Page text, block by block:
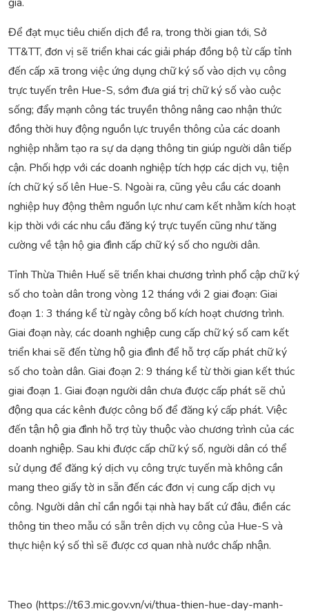
Để đạt mục tiêu chiến dịch đề ra, trong thời gian tới, Sở
TT&TT, đơn vị sẽ triển khai các giải pháp đồng bộ từ cấp tỉnh
đến cấp xã trong việc ứng dụng chữ ký số vào dịch vụ công
trực tuyến trên Hue-S, sớm đưa giá trị chữ ký số vào cuộc
sống; đẩy mạnh công tác truyền thông nâng cao nhận thức
đồng thời huy động nguồn lực truyền thông của các doanh
nghiệp nhằm tạo ra sự da dạng thông tin giúp người dân tiếp
cận. Phối hợp với các doanh nghiệp tích hợp các dịch vụ, tiện
ích chữ ký số lên Hue-S. Ngoài ra, cũng yêu cầu các doanh
nghiệp huy động thêm nguồn lực như cam kết nhằm kích hoạt
kịp thời với các nhu cầu đăng ký trực tuyến cũng như tăng
cường về tận hộ gia đình cấp chữ ký số cho người dân.
Tỉnh Thừa Thiên Huế sẽ triển khai chương trình phổ cập chữ ký
số cho toàn dân trong vòng 12 tháng với 2 giai đoạn: Giai
đoạn 1: 3 tháng kể từ ngày công bố kích hoạt chương trình.
Giai đoạn này, các doanh nghiệp cung cấp chữ ký số cam kết
triển khai sẽ đến từng hộ gia đình để hỗ trợ cấp phát chữ ký
số cho toàn dân. Giai đoạn 2: 9 tháng kể từ thời gian kết thúc
giai đoạn 1. Giai đoạn người dân chưa được cấp phát sẽ chủ
động qua các kênh được công bố để đăng ký cấp phát. Việc
đến tận hộ gia đình hỗ trợ tùy thuộc vào chương trình của các
doanh nghiệp. Sau khi được cấp chữ ký số, người dân có thể
sử dụng để đăng ký dịch vụ công trực tuyến mà không cần
mang theo giấy tờ in sẵn đến các đơn vị cung cấp dịch vụ
công. Người dân chỉ cần ngồi tại nhà hay bất cứ đâu, điền các
thông tin theo mẫu có sẵn trên dịch vụ công của Hue-S và
thực hiện ký số thì sẽ được cơ quan nhà nước chấp nhận.
Theo (https://t63.mic.gov.vn/vi/thua-thien-hue-day-manh-